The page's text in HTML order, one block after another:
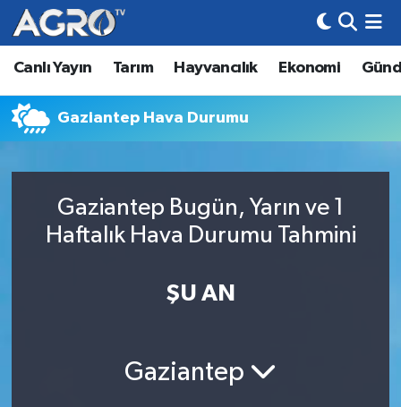
Canlı Yayın Tarım Hayvancılık Ekonomi
Gaziantep Hava Durumu
Gaziantep Bugün, Yarın ve 1
Haftalık Hava Durumu Tahmini
ŞU AN
Gaziantep
Hava Durumu
Trafik Durumu
Tüm Manşetler